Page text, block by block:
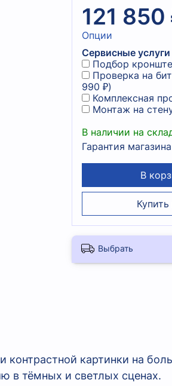
121 850
Опции
Сервисные услуги
Подбор
Проверка на
990 ₽)
Комплексная
Монтаж на
В наличии на
Гарантия
В
Купить
Выбрать
контрастной картинки на
в тёмных и светлых сценах.